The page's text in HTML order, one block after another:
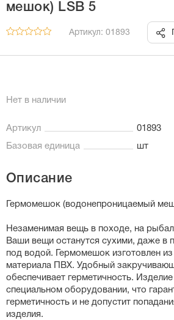
мешок) LSB 5
Артикул: 01893
Нет в наличии
Артикул 01893
Базовая единица шт
Описание
Гермомешок (водонепроницаемый
Незаменимая вещь в походе, на
Ваши вещи останутся сухими, даже в
под водой. Гермомешок изготовлен из
материала ПВХ. Удобный
обеспечивает герметичность.
специальном оборудовании, что
герметичность и не допустит
изделия.